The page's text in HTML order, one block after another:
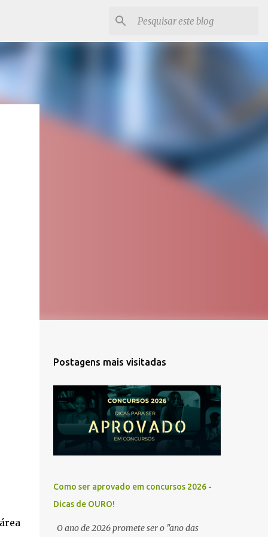
Postagens mais visitadas
Como ser aprovado em concursos 2026 -
Dicas de OURO!
O ano de 2026 promete ser o "ano das